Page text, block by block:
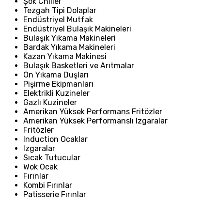
Tezgah Tipi Dolaplar
Endüstriyel Mutfak
Endüstriyel Bulaşık Makineleri
Bulaşık Yıkama Makineleri
Bardak Yıkama Makineleri
Kazan Yıkama Makinesi
Bulaşık Basketleri ve Arıtmalar
Ön Yıkama Duşları
Pişirme Ekipmanları
Elektrikli Kuzineler
Gazlı Kuzineler
Amerikan Yüksek Performans Fritözler
Amerikan Yüksek Performanslı Izgaralar
Fritözler
Induction Ocaklar
Izgaralar
Sıcak Tutucular
Wok Ocak
Fırınlar
Kombi Fırınlar
Patisserie Fırınlar